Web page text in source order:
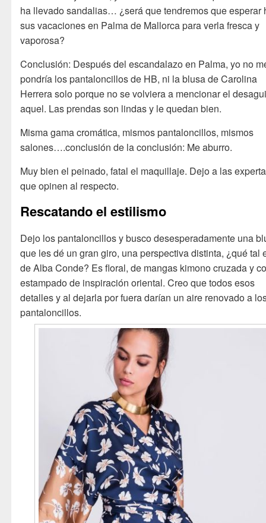
ha llevado sandalias… ¿será que tendremos que esperar
sus vacaciones en Palma de Mallorca para verla fresca y
vaporosa?
Conclusión: Después del escandalazo en Palma, yo no
pondría los pantaloncillos de HB, ni la blusa de Carolina
Herrera solo porque no se volviera a mencionar el
aquel. Las prendas son lindas y le quedan bien.
Misma gama cromática, mismos pantaloncillos, mismos
salones….conclusión de la conclusión: Me aburro.
Muy bien el peinado, fatal el maquillaje. Dejo a las
que opinen al respecto.
Rescatando el estilismo
Dejo los pantaloncillos y busco desesperadamente una
que les dé un gran giro, una perspectiva distinta, ¿qué tal
de Alba Conde? Es floral, de mangas kimono cruzada y
estampado de inspiración oriental. Creo que todos esos
detalles y al dejarla por fuera darían un aire renovado a
pantaloncillos.